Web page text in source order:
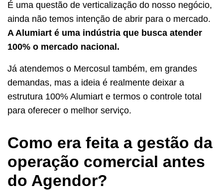
É uma questão de verticalização do nosso negócio,
ainda não temos intenção de abrir para o mercado.
A Alumiart é uma indústria que busca atender
100% o mercado nacional.
Já atendemos o Mercosul também, em grandes
demandas, mas a ideia é realmente deixar a
estrutura 100% Alumiart e termos o controle total
para oferecer o melhor serviço.
Como era feita a gestão da
operação comercial antes
do Agendor?